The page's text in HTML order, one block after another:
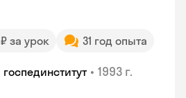
за урок 31 год опыта
• 1993 г.